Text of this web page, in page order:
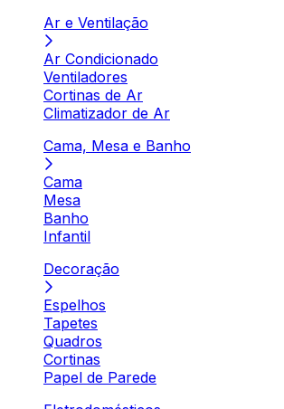
Ar e Ventilação
Ar Condicionado
Ventiladores
Cortinas de Ar
Climatizador de Ar
Cama, Mesa e Banho
Cama
Mesa
Banho
Infantil
Decoração
Espelhos
Tapetes
Quadros
Cortinas
Papel de Parede